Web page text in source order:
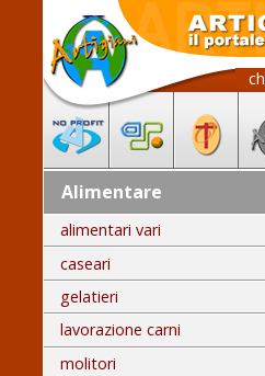
Alimentare
alimentari vari
caseari
gelatieri
lavorazione carni
molitori